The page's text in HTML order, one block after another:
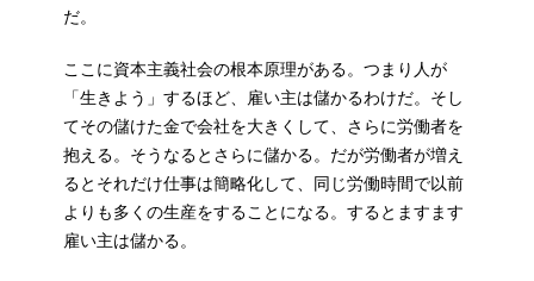
だ。
ここに資本主義社会の根本原理がある。つまり人が
「生きよう」するほど、雇い主は儲かるわけだ。そし
てその儲けた金で会社を大きくして、さらに労働者を
抱える。そうなるとさらに儲かる。だが労働者が増え
るとそれだけ仕事は簡略化して、同じ労働時間で以前
よりも多くの生産をすることになる。するとますます
雇い主は儲かる。